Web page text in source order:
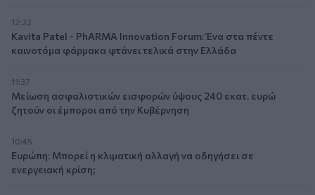
12:22
Kavita Patel - PhARMA Innovation Forum: Ένα στα πέντε
καινοτόμα φάρμακα φτάνει τελικά στην Ελλάδα
11:37
Μείωση ασφαλιστικών εισφορών ύψους 240 εκατ. ευρώ
ζητούν οι έμποροι από την Κυβέρνηση
10:45
Ευρώπη: Μπορεί η κλιματική αλλαγή να οδηγήσει σε
ενεργειακή κρίση;